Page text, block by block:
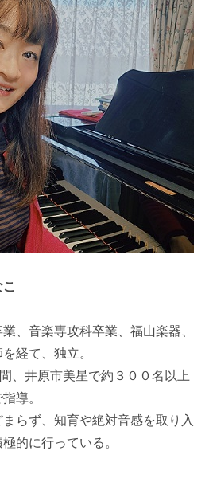
、音楽専攻科卒業、福山楽器、
経て、独立。
、井原市美星で約３００名以上
導。
らず、知育や絶対音感を取り入
的に行っている。